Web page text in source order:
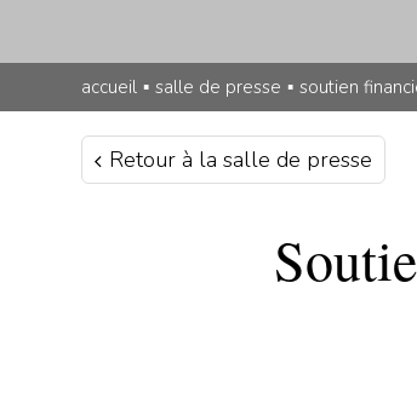
accueil ▪ salle de presse ▪ soutien
Retour à la salle de presse